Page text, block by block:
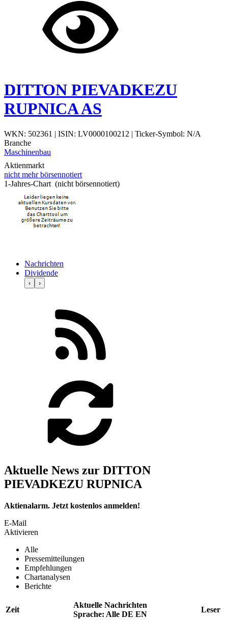
DITTON PIEVADKEZU
RUPNICA AS
WKN: 502361 | ISIN: LV0000100212 | Ticker-Symbol: N/A
Branche
Maschinenbau
Aktienmarkt
nicht mehr börsennotiert
1-Jahres-Chart (nicht börsennotiert)
Nachrichten
Dividende
‹ ›
Aktuelle News zur DITTON
PIEVADKEZU RUPNICA
Aktienalarm. Jetzt kostenlos anmelden!
E-Mail
Aktivieren
Alle
Pressemitteilungen
Empfehlungen
Chartanalysen
Berichte
Zeit
Aktuelle Nachrichten
Sprache: Alle DE EN
Leser